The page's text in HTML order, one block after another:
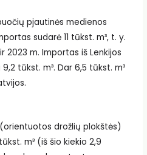
pjautinės medienos
sudarė 11 tūkst. m³, t. y.
2023 m. Importas iš Lenkijos
tūkst. m³. Dar 6,5 tūkst. m³
(orientuotos drožlių plokštės)
m³ (iš šio kiekio 2,9